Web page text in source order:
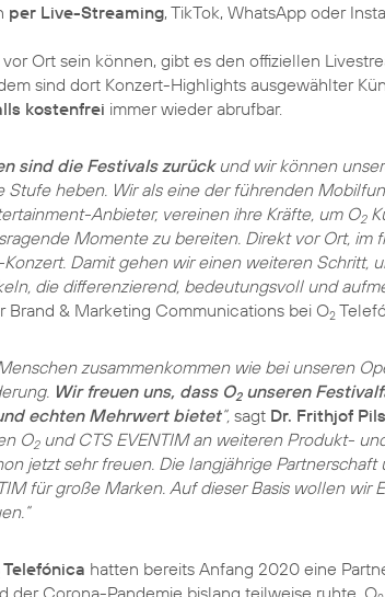
per Live-Streaming, TikTok, WhatsApp oder
Ort sein können, gibt es den offiziellen
sind dort Konzert-Highlights ausgewählter
kostenfrei immer wieder abrufbar.
sind die Festivals zurückund wir können
Stufe heben. Wir als eine der führenden
Anbieter, vereinen ihre Kräfte, um O2
Momente zu bereiten. Direkt vor Ort, im
Damit gehen wir einen weiteren Schritt,
die differenzierend, bedeutungsvoll und
Brand & Marketing Communications bei O2
zusammenkommen wie bei unseren
Wir freuen uns, dass O2unseren
echten Mehrwert bietet“, sagt Dr. Frithjof Pils
O2und CTS EVENTIM an weiteren Produkt-
jetzt sehr freuen. Die langjährige
für große Marken. Auf dieser Basis wollen wir
Telefónica hatten bereits Anfang 2020 eine
der Corona-Pandemie bislang teilweise ruhte. O